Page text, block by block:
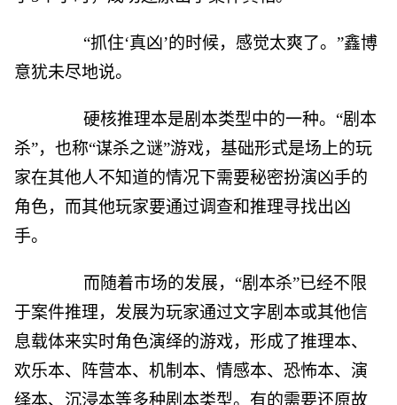
“抓住‘真凶’的时候，感觉太爽了。”鑫博
意犹未尽地说。
硬核推理本是剧本类型中的一种。“剧本
杀”，也称“谋杀之谜”游戏，基础形式是场上的玩
家在其他人不知道的情况下需要秘密扮演凶手的
角色，而其他玩家要通过调查和推理寻找出凶
手。
而随着市场的发展，“剧本杀”已经不限
于案件推理，发展为玩家通过文字剧本或其他信
息载体来实时角色演绎的游戏，形成了推理本、
欢乐本、阵营本、机制本、情感本、恐怖本、演
绎本、沉浸本等多种剧本类型。有的需要还原故